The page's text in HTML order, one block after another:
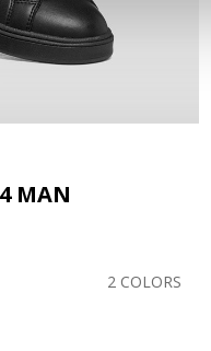
MAN
2 COLORS